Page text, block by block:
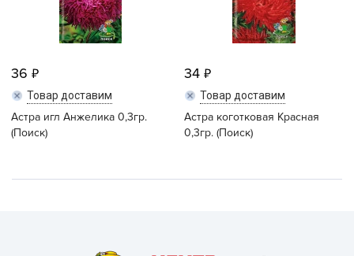
36
Товар доставим
Астра игл Анжелика 0,3гр.
(Поиск)
34
Товар доставим
Астра коготковая Красная
0,3гр. (Поиск)